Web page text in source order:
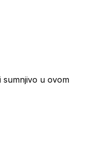
sumnjivo u ovom